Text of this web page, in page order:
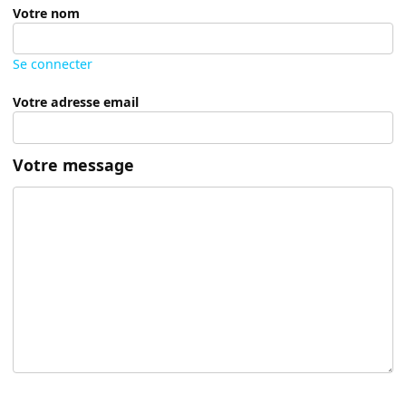
Votre nom
Se connecter
Votre adresse email
Votre message